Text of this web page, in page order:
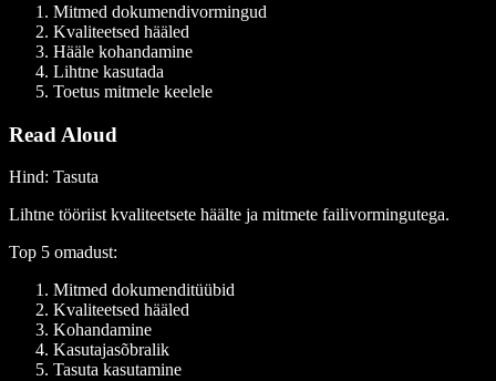
Mitmed dokumendivormingud
Kvaliteetsed hääled
Hääle kohandamine
Lihtne kasutada
Toetus mitmele keelele
Read Aloud
Hind: Tasuta
Lihtne tööriist kvaliteetsete häälte ja mitmete failivormingutega.
Top 5 omadust:
Mitmed dokumenditüübid
Kvaliteetsed hääled
Kohandamine
Kasutajasõbralik
Tasuta kasutamine